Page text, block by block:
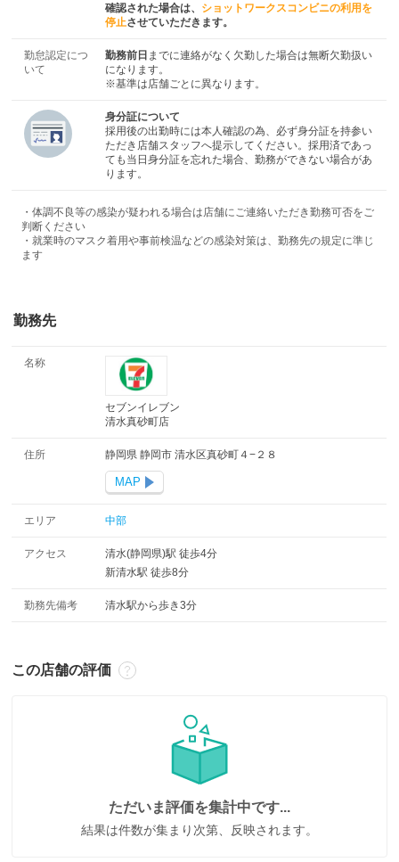
確認された場合は、 ショットワークスコンビニの利用を
停止させていただきます。
勤怠認定につ
いて
勤務前日 までに連絡がなく欠勤した場合は無断欠勤扱い
になります。
※基準は店舗ごとに異なります。
身分証について
採用後の出勤時には本人確認の為、必ず身分証を持参い
ただき店舗スタッフへ提示してください。採用済であっ
ても当日身分証を忘れた場合、勤務ができない場合があ
ります。
・体調不良等の感染が疑われる場合は店舗にご連絡いただき勤務可否をご
判断ください
・就業時のマスク着用や事前検温などの感染対策は、勤務先の規定に準じ
ます
勤務先
名称
セブンイレブン
清水真砂町店
住所 静岡県 静岡市 清水区真砂町４−２８
MAP
エリア 中部
アクセス
清水(静岡県)駅 徒歩4分
新清水駅 徒歩8分
勤務先備考 清水駅から歩き3分
この店舗の評価
ただいま評価を集計中です...
結果は件数が集まり次第、反映されます。